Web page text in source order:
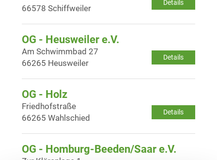
Details
66578 Schiffweiler
OG - Heusweiler e.V.
Details
Am Schwimmbad 27
66265 Heusweiler
OG - Holz
Details
Friedhofstraße
66265 Wahlschied
OG - Homburg-Beeden/Saar e.V.